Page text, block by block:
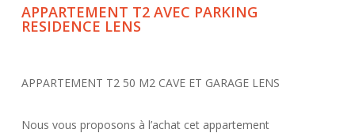
APPARTEMENT T2 AVEC PARKING
RESIDENCE LENS
APPARTEMENT T2 50 M2 CAVE ET GARAGE LENS
Nous vous proposons à l’achat cet appartement